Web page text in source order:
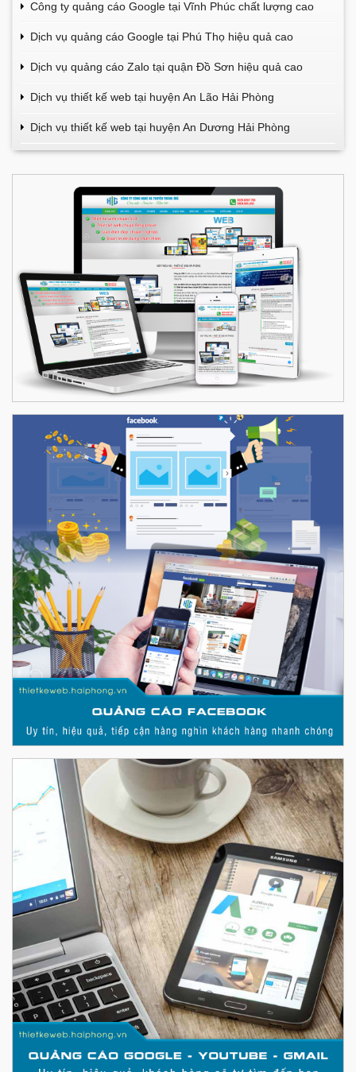
Công ty quảng cáo Google tại Vĩnh Phúc chất lượng cao
Dịch vụ quảng cáo Google tại Phú Thọ hiệu quả cao
Dịch vụ quảng cáo Zalo tại quận Đồ Sơn hiệu quả cao
Dịch vụ thiết kế web tại huyện An Lão Hải Phòng
Dịch vụ thiết kế web tại huyện An Dương Hải Phòng